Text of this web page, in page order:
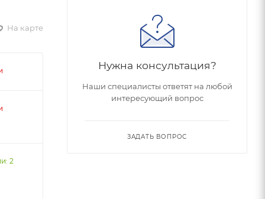
На карте
2
Нужна консультация?
Наши специалисты ответят на любой
интересующий вопрос
ЗАДАТЬ ВОПРОС